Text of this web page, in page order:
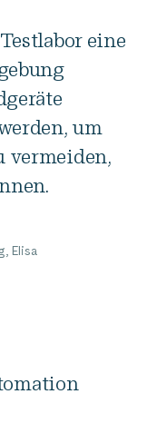
eine
um
vermeiden,
Elisa